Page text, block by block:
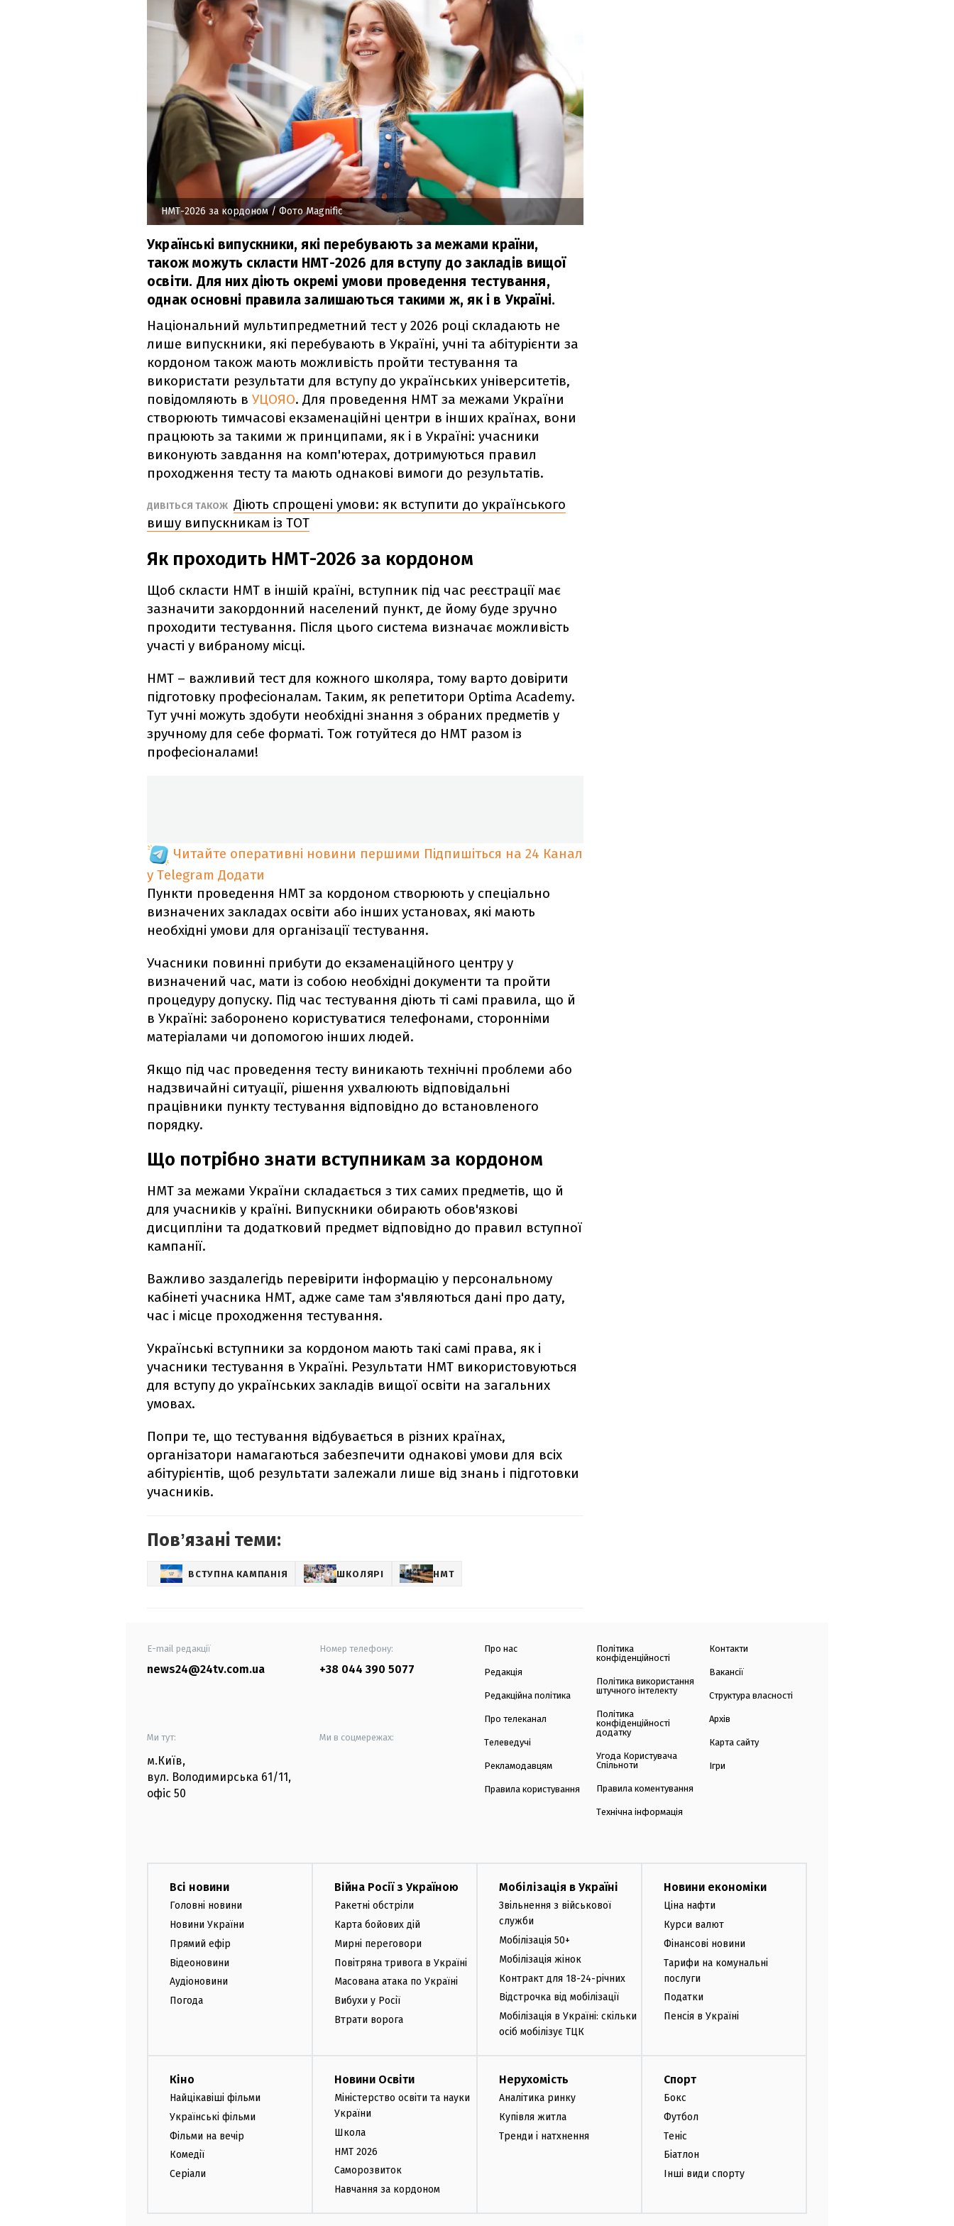
НМТ-2026 за кордоном/ Фото Magnific
Українські випускники, які перебувають за межами країни,
також можуть скласти НМТ-2026 для вступу до закладів вищої
освіти. Для них діють окремі умови проведення тестування,
однак основні правила залишаються такими ж, як і в Україні.
Національний мультипредметний тест у 2026 році складають не
лише випускники, які перебувають в Україні, учні та абітурієнти за
кордоном також мають можливість пройти тестування та
використати результати для вступу до українських університетів,
повідомляють в УЦОЯО. Для проведення НМТ за межами України
створюють тимчасові екзаменаційні центри в інших країнах, вони
працюють за такими ж принципами, як і в Україні: учасники
виконують завдання на комп'ютерах, дотримуються правил
проходження тесту та мають однакові вимоги до результатів.
ДИВІТЬСЯ ТАКОЖ Діють спрощені умови: як вступити до українського
вишу випускникам із ТОТ
Як проходить НМТ-2026 за кордоном
Щоб скласти НМТ в іншій країні, вступник під час реєстрації має
зазначити закордонний населений пункт, де йому буде зручно
проходити тестування. Після цього система визначає можливість
участі у вибраному місці.
НМТ – важливий тест для кожного школяра, тому варто довірити
підготовку професіоналам. Таким, як репетитори Optima Academy.
Тут учні можуть здобути необхідні знання з обраних предметів у
зручному для себе форматі. Тож готуйтеся до НМТ разом із
професіоналами!
Читайте оперативні новини першими Підпишіться на 24 Канал
у Telegram Додати
Пункти проведення НМТ за кордоном створюють у спеціально
визначених закладах освіти або інших установах, які мають
необхідні умови для організації тестування.
Учасники повинні прибути до екзаменаційного центру у
визначений час, мати із собою необхідні документи та пройти
процедуру допуску. Під час тестування діють ті самі правила, що й
в Україні: заборонено користуватися телефонами, сторонніми
матеріалами чи допомогою інших людей.
Якщо під час проведення тесту виникають технічні проблеми або
надзвичайні ситуації, рішення ухвалюють відповідальні
працівники пункту тестування відповідно до встановленого
порядку.
Що потрібно знати вступникам за кордоном
НМТ за межами України складається з тих самих предметів, що й
для учасників у країні. Випускники обирають обов'язкові
дисципліни та додатковий предмет відповідно до правил вступної
кампанії.
Важливо заздалегідь перевірити інформацію у персональному
кабінеті учасника НМТ, адже саме там з'являються дані про дату,
час і місце проходження тестування.
Українські вступники за кордоном мають такі самі права, як і
учасники тестування в Україні. Результати НМТ використовуються
для вступу до українських закладів вищої освіти на загальних
умовах.
Попри те, що тестування відбувається в різних країнах,
організатори намагаються забезпечити однакові умови для всіх
абітурієнтів, щоб результати залежали лише від знань і підготовки
учасників.
Повʼязані теми:
ВСТУПНА КАМПАНІЯ ШКОЛЯРІ НМТ
E-mail редакції
news24@24tv.com.ua
Номер телефону:
+38 044 390 5077
Ми тут:
м.Київ,
вул. Володимирська 61/11,
офіс 50
Ми в соцмережах:
Про нас
Редакція
Редакційна політика
Про телеканал
Телеведучі
Рекламодавцям
Правила користування
Політика
конфіденційності
Політика використання
штучного інтелекту
Політика
конфіденційності
додатку
Угода Користувача
Спільноти
Правила коментування
Технічна інформація
Контакти
Вакансії
Структура власності
Архів
Карта сайту
Ігри
Всі новини
Головні новини
Новини України
Прямий ефір
Відеоновини
Аудіоновини
Погода
Війна Росії з Україною
Ракетні обстріли
Карта бойових дій
Мирні переговори
Повітряна тривога в Україні
Масована атака по Україні
Вибухи у Росії
Втрати ворога
Мобілізація в Україні
Звільнення з військової
служби
Мобілізація 50+
Мобілізація жінок
Контракт для 18-24-річних
Відстрочка від мобілізації
Мобілізація в Україні: скільки
осіб мобілізує ТЦК
Новини економіки
Ціна нафти
Курси валют
Фінансові новини
Тарифи на комунальні
послуги
Податки
Пенсія в Україні
Кіно
Найцікавіші фільми
Українські фільми
Фільми на вечір
Комедії
Серіали
Новини Освіти
Міністерство освіти та науки
України
Школа
НМТ 2026
Саморозвиток
Навчання за кордоном
Нерухомість
Аналітика ринку
Купівля житла
Тренди і натхнення
Спорт
Бокс
Футбол
Теніс
Біатлон
Інші види спорту